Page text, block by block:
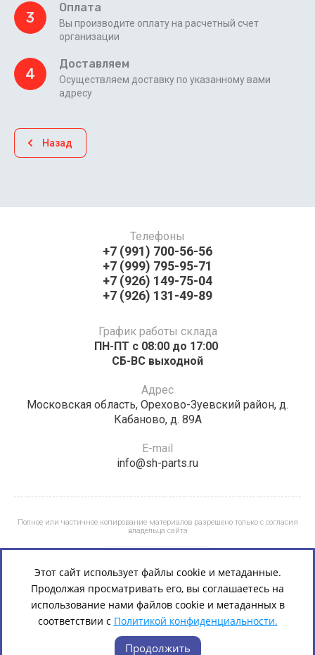
3
Оплата
Вы производите оплату на расчетный счет
организации
4
Доставляем
Осуществляем доставку по указанному вами
адресу
Назад
Телефоны
+7 (991) 700-56-56
+7 (999) 795-95-71
+7 (926) 149-75-04
+7 (926) 131-49-89
График работы склада
ПН-ПТ с 08:00 до 17:00 ​​​​​​
СБ-ВС выходной
Адрес
Московская область, Орехово-Зуевский район, д.
Кабаново, д. 89А
E-mail
info@sh-parts.ru
Полное или частичное копирование материалов разрешено только с согласия
владельца сайта
Этот сайт использует файлы cookie и метаданные.
Продолжая просматривать его, вы соглашаетесь на
использование нами файлов cookie и метаданных в
соответствии с Политикой конфиденциальности.
Продолжить